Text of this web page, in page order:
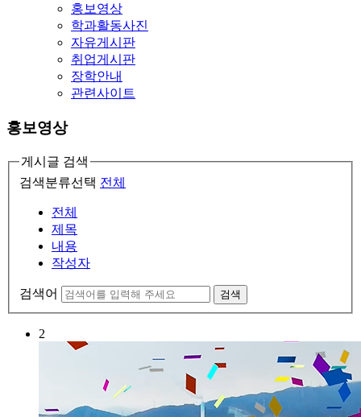
홍보영상
학과활동사진
자유게시판
취업게시판
장학안내
관련사이트
홍보영상
게시글 검색
검색분류선택 전체
전체
제목
내용
작성자
검색어 검색
2